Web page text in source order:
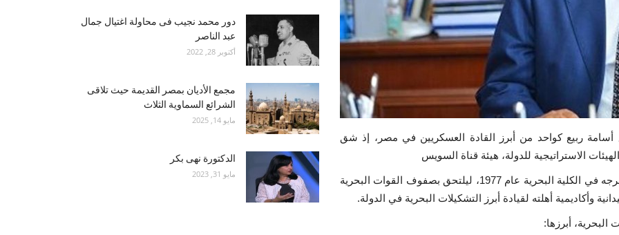
ربيع كواحد من أبرز القادة العسكريين في مصر، إذ شق
الاستراتيجية للدولة، هيئة قناة السويس
ولد الفريق أسامة ربيع عام 1955، وبدأ رحلته الوطنية بتخرجه في الكلية البحرية عام 1977، ليلتحق بصفوف القوات البحرية
وأكاديمية أهلته لقيادة أبرز التشكيلات البحرية في الدولة.
أبرزها:
دور محمد نجيب فى محاولة اغتيال جمال
عبد الناصر
أكتوبر 28, 2022
مجمع الأديان بمصر القديمة حيث تلاقى
الشرائع السماوية الثلاث
مايو 14, 2025
الدكتورة نهى بكر
مايو 31, 2023